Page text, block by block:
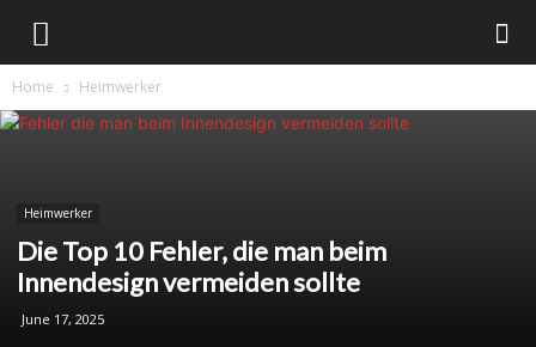
Home Heimwerker
Heimwerker
Die Top 10 Fehler, die man beim
Innendesign vermeiden sollte
June 17, 2025